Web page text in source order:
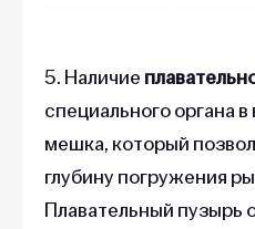
5. Наличие
специального органа
мешка, который
глубину погружения
Плавательный пузырь